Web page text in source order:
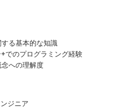
る基本的な知識
でのプログラミング経験
への理解度
ジニア